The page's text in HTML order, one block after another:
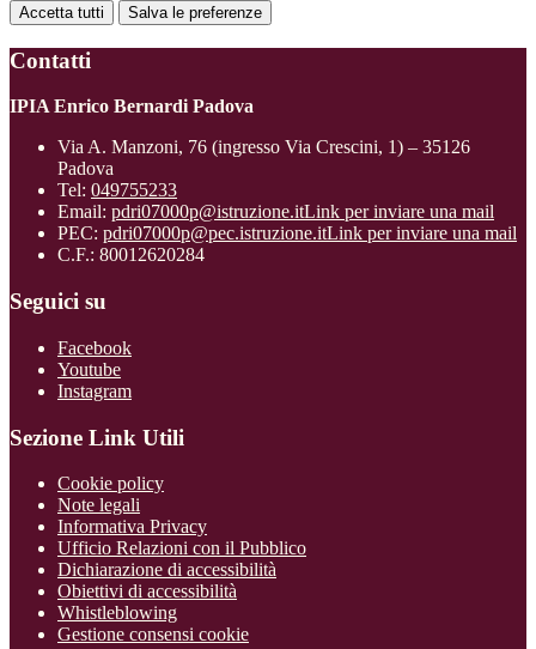
Accetta tutti Salva le preferenze
Contatti
IPIA Enrico Bernardi Padova
Via A. Manzoni, 76 (ingresso Via Crescini, 1) – 35126
Padova
Tel: 049755233
Email: pdri07000p@istruzione.itLink per inviare una mail
PEC: pdri07000p@pec.istruzione.itLink per inviare una mail
C.F.: 80012620284
Seguici su
Facebook
Youtube
Instagram
Sezione Link Utili
Cookie policy
Note legali
Informativa Privacy
Ufficio Relazioni con il Pubblico
Dichiarazione di accessibilità
Obiettivi di accessibilità
Whistleblowing
Gestione consensi cookie